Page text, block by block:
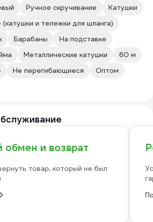
Ручное скручивание
Катушки
и тележки для шланга)
Барабаны
На подставке
Металлические катушки
60 м
Не перегибающиеся
Оптом
обмен и возврат
товар, который не был